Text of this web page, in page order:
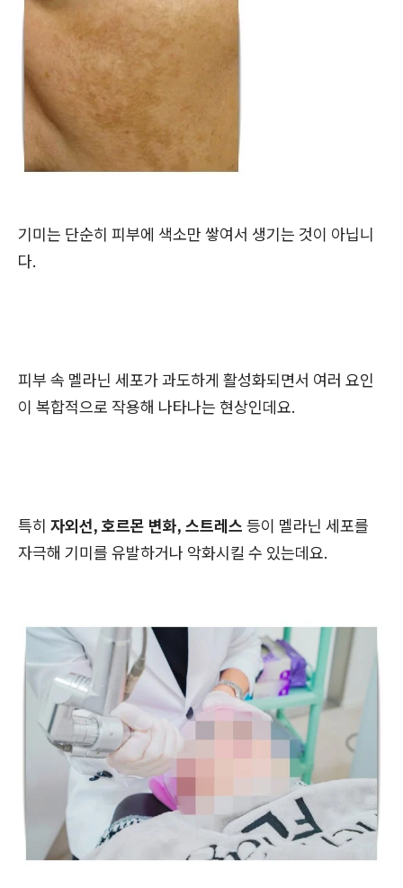
기미는 단순히 피부에 색소만 쌓여서 생기는 것이 아닙니
다.
피부 속 멜라닌 세포가 과도하게 활성화되면서 여러 요인
이 복합적으로 작용해 나타나는 현상인데요.
특히 자외선, 호르몬 변화, 스트레스 등이 멜라닌 세포를
자극해 기미를 유발하거나 악화시킬 수 있는데요.